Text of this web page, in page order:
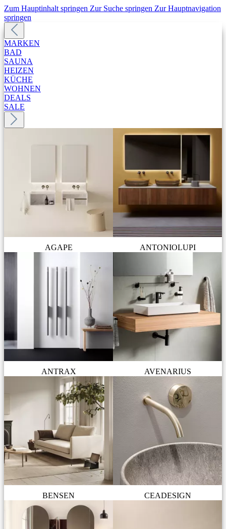
Zum Hauptinhalt springen Zur Suche springen Zur Hauptnavigation
springen
MARKEN
BAD
SAUNA
HEIZEN
KÜCHE
WOHNEN
DEALS
SALE
AGAPE ANTONIOLUPI
ANTRAX AVENARIUS
BENSEN CEADESIGN